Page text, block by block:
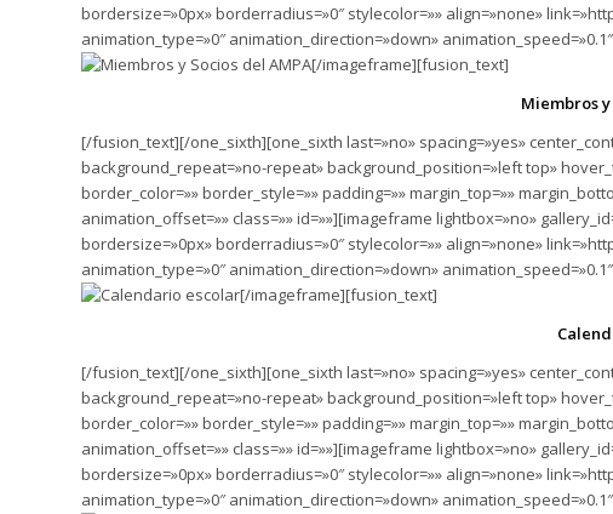
bordersize=»0px» borderradius=»0″ stylecolor=»» align=»none»
animation_type=»0″ animation_direction=»down»
[/imageframe][fusion_text]
Miembros
[/fusion_text][/one_sixth][one_sixth last=»no» spacing=»yes»
background_repeat=»no-repeat» background_position=»left top»
border_color=»» border_style=»» padding=»» margin_top=»»
animation_offset=»» class=»» id=»»][imageframe lightbox=»no»
bordersize=»0px» borderradius=»0″ stylecolor=»» align=»none»
animation_type=»0″ animation_direction=»down»
[/imageframe][fusion_text]
[/fusion_text][/one_sixth][one_sixth last=»no» spacing=»yes»
background_repeat=»no-repeat» background_position=»left top»
border_color=»» border_style=»» padding=»» margin_top=»»
animation_offset=»» class=»» id=»»][imageframe lightbox=»no»
bordersize=»0px» borderradius=»0″ stylecolor=»» align=»none»
animation_type=»0″ animation_direction=»down»